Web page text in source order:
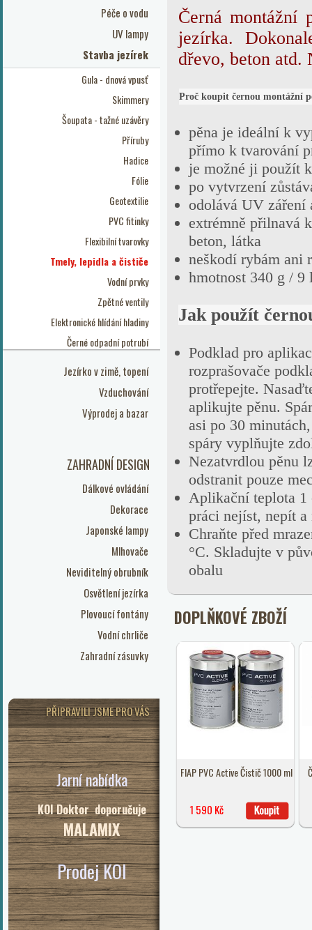
Péče o vodu
UV lampy
Stavba jezírek
Gula - dnová vpusť
Skimmery
Šoupata - tažné uzávěry
Příruby
Hadice
Fólie
Geotextilie
PVC fitinky
Flexibilní tvarovky
Tmely, lepidla a čističe
Vodní prvky
Zpětné ventily
Elektronické hlídání hladiny
Černé odpadní potrubí
Jezírko v zimě, topení
Vzduchování
Výprodej a bazar
ZAHRADNÍ DESIGN
Dálkové ovládání
Dekorace
Japonské lampy
Mlhovače
Neviditelný obrubník
Osvětlení jezírka
Plovoucí fontány
Vodní chrliče
Zahradní zásuvky
PŘIPRAVILI JSME PRO VÁS
Jarní nabídka
KOI Doktor doporučuje
MALAMIX
Prodej KOI
Černá montážní
jezírka.
dřevo, beton
Proč koupit černou montážní
pěna je ideální k
přímo k tvarování
je možné ji použít
po vytvrzení
odolává UV záření
extrémně přilnavá
beton, látka
neškodí rybám ani
hmotnost 340 g / 9
Jak použít
Podklad pro
rozprašovače
protřepejte.
aplikujte pěnu.
asi po 30
spáry vyplňujte
Nezatvrdlou pěnu
odstranit pouze
Aplikační teplota 1
práci nejíst, nepít a
Chraňte před
°C. Skladujte v
obalu
DOPLŇKOVÉ ZBOŽÍ
FIAP PVC Active Čistič 1000 ml
1 590 Kč